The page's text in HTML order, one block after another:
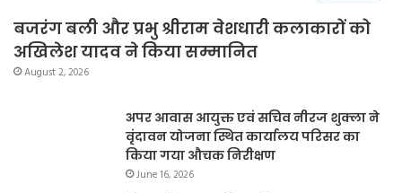
बजरंग बली और प्रभु श्रीराम वेशधारी कलाकारों को
अखिलेश यादव ने किया सम्मानित
August 2, 2026
अपर आवास आयुक्त एवं सचिव नीरज शुक्ला ने
वृंदावन योजना स्थित कार्यालय परिसर का
किया गया औचक निरीक्षण
June 16, 2026